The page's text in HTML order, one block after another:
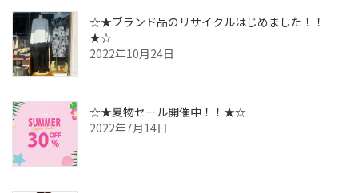
☆★ブランド品のリサイクルはじめました！！
★☆
2022年10月24日
☆★夏物セール開催中！！★☆
2022年7月14日